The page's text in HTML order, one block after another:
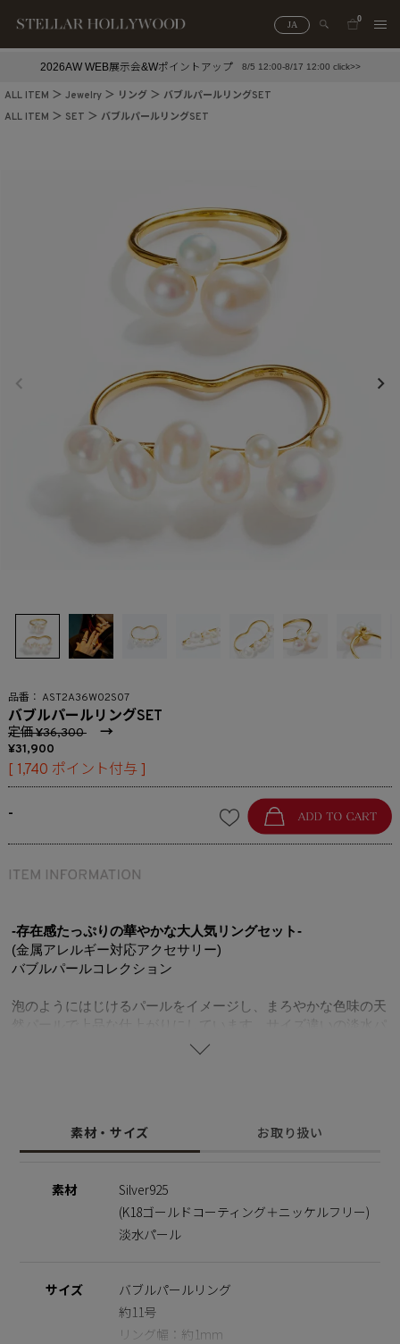
JA
0
#スタッフイチ押し（通勤パールアクセ）
2026AW WEB展示会&Wポイントアップ 8/5 12:00-8/17 12:00 click>>
ALL ITEM Jewelry リング
バブルパールリングSET
ALL ITEM
SET バブルパールリングSET
AST2A36W02S07
バブルパールリングSET
定価 36,300→
31,900
[ 1,740 ポイント付与 ]
-
-存在感たっぷりの華やかな大人気リングセット-
(金属アレルギー対応アクセサリー)
バブルパールコレクション
泡のようにはじけるパールをイメージし、まろやかな色味の天
然パールで上品な仕上がりにしています。サイズ違いの淡水パ
ールの表情豊かな仕上がりが楽しめるリングセット。ランダム
セットです。K18コーティングのゴールドカラーがテリ・ツヤ
が魅力の淡水パールをより一層引き立てます。単品使いでもも
レ上級者に。デイリー使いにもフォーマルにもおすすめです。
ニッケルフリーを使用することで肌にやさしく金属アレルギー
の方でも安心してご使用いただけます。
金属製のアクセサリーに含まれるニッケルで引き起こるアレル
ギーを防ぐために、ニッケルをほぼ含まずに作られた素材を指
素材・サイズ お取り扱い
素材
Silver925
(K18ゴールドコーティング＋ニッケルフリー)
淡水パール
サイズ
バブルパールリング
約11号
リング幅：約1mm